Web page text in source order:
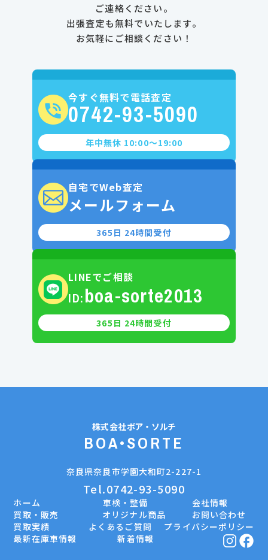
ご連絡ください。
出張査定も無料でいたします。
お気軽にご相談ください！
今すぐ無料で電話査定
0742-93-5090
年中無休 10:00〜19:00
自宅でWeb査定
メールフォーム
365日 24時間受付
LINEでご相談
ID:boa-sorte2013
365日 24時間受付
株式会社ボア・ソルチ
BOA•SORTE
奈良県奈良市学園大和町2-227-1
Tel.0742-93-5090
ホーム 車検・整備
会社情報
買取・販売
オリジナル商品
お問い合わせ
買取実績
よくあるご質問
プライバシーポリシー
最新在庫車情報
新着情報